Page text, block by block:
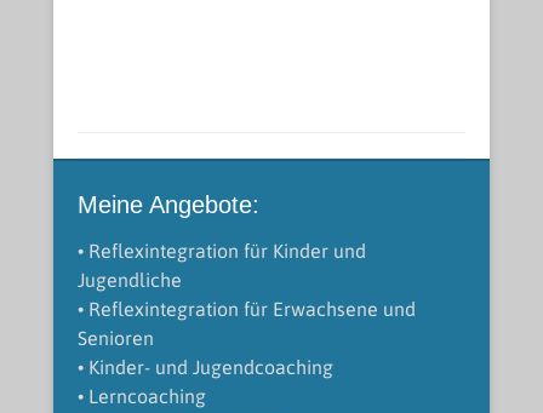
Meine Angebote:
• Reflexintegration für Kinder und
Jugendliche
• Reflexintegration für Erwachsene und
Senioren
• Kinder- und Jugendcoaching
• Lerncoaching